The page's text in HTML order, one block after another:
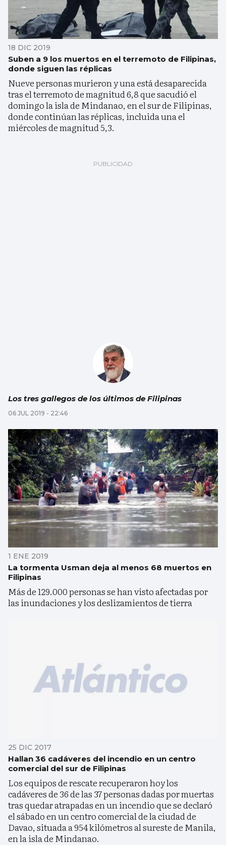
18 DIC 2019
Suben a 9 los muertos en el terremoto de Filipinas,
donde siguen las réplicas
Nueve personas murieron y una está desaparecida
tras el terremoto de magnitud 6,8 que sacudió el
domingo la isla de Mindanao, en el sur de Filipinas,
donde continúan las réplicas, incluida una el
miércoles de magnitud 5,3.
Los tres gallegos de los últimos de Filipinas
06 JUL 2019 - 22:46
1 ENE 2019
La tormenta Usman deja al menos 68 muertos en
Filipinas
Más de 129.000 personas se han visto afectadas por
las inundaciones y los deslizamientos de tierra
25 DIC 2017
Hallan 36 cadáveres del incendio en un centro
comercial del sur de Filipinas
Los equipos de rescate recuperaron hoy los
cadáveres de 36 de las 37 personas dadas por muertas
tras quedar atrapadas en un incendio que se declaró
el sábado en un centro comercial de la ciudad de
Davao, situada a 954 kilómetros al sureste de Manila,
en la isla de Mindanao.